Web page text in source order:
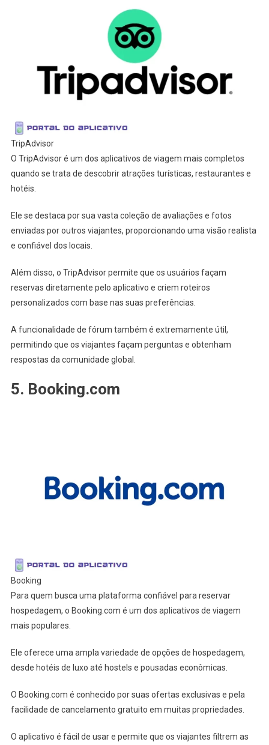
TripAdvisor
O TripAdvisor é um dos aplicativos de viagem mais completos
quando se trata de descobrir atrações turísticas, restaurantes e
hotéis.
Ele se destaca por sua vasta coleção de avaliações e fotos
enviadas por outros viajantes, proporcionando uma visão realista
e confiável dos locais.
Além disso, o TripAdvisor permite que os usuários façam
reservas diretamente pelo aplicativo e criem roteiros
personalizados com base nas suas preferências.
A funcionalidade de fórum também é extremamente útil,
permitindo que os viajantes façam perguntas e obtenham
respostas da comunidade global.
5. Booking.com
Booking
Para quem busca uma plataforma confiável para reservar
hospedagem, o Booking.com é um dos aplicativos de viagem
mais populares.
Ele oferece uma ampla variedade de opções de hospedagem,
desde hotéis de luxo até hostels e pousadas econômicas.
O Booking.com é conhecido por suas ofertas exclusivas e pela
facilidade de cancelamento gratuito em muitas propriedades.
O aplicativo é fácil de usar e permite que os viajantes filtrem as